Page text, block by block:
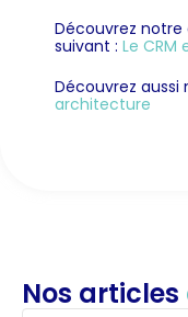
Découvrez notre
suivant : Le CRM
Découvrez
architecture
Nos articles